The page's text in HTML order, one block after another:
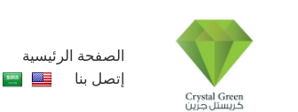
الصفحة الرئيسية
إتصل بنا